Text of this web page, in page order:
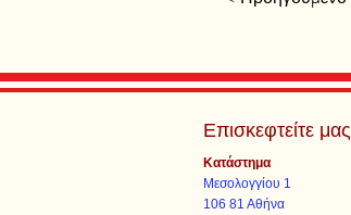
Επισκεφτείτε μας
Κατάστημα
Μεσολογγίου 1
106 81 Αθήνα